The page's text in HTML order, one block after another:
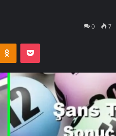
0 7
Odnoklassniki
Pocket